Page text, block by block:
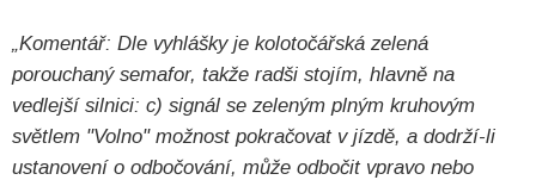
„Komentář: Dle vyhlášky je kolotočářská zelená
porouchaný semafor, takže radši stojím, hlavně na
vedlejší silnici: c) signál se zeleným plným kruhovým
světlem "Volno" možnost pokračovat v jízdě, a dodrží-li
ustanovení o odbočování, může odbočit vpravo nebo